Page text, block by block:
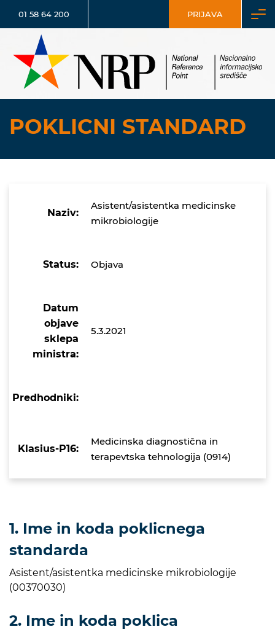
01 58 64 200 PRIJAVA
POKLICNI STANDARD
Naziv:
Asistent/asistentka medicinske
mikrobiologije
Status: Objava
Datum
objave
sklepa
ministra:
5.3.2021
Predhodniki:
Klasius-P16:
Medicinska diagnostična in
terapevtska tehnologija (0914)
1. Ime in koda poklicnega
standarda
Asistent/asistentka medicinske mikrobiologije
(00370030)
2. Ime in koda poklica